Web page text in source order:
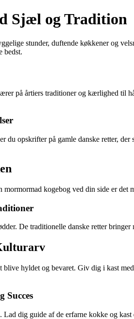
Sjæl og Tradition
stunder, duftende køkkener og
bedst.
på årtiers traditioner og kærlighed
opskrifter på gamle danske retter,
kogebog ved din side er
De traditionelle danske retter
hyldet og bevaret. Giv dig i kast
Succes
dig guide af de erfarne kokke og